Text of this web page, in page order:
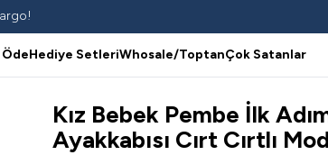
Hediye SetleriWhosale/ToptanÇok Satanlar
Kız Bebek Pembe İlk
Ayakkabısı Cırt Cırtlı